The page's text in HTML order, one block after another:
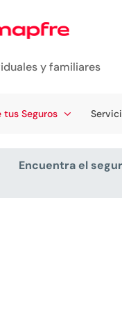
y familiares
tus Seguros
Encuentra el